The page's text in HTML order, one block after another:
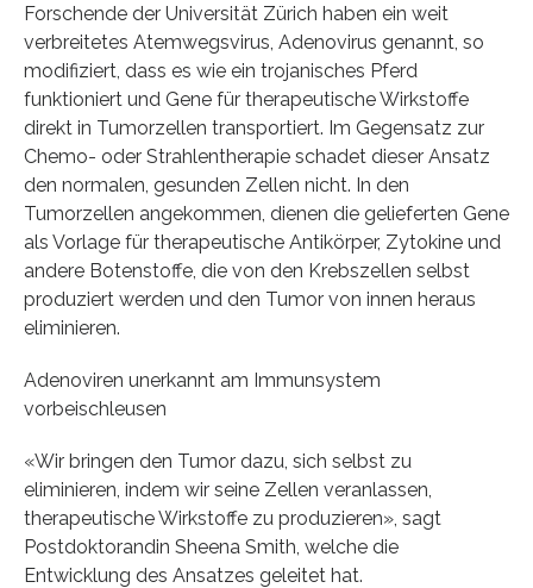
Forschende der Universität Zürich haben ein weit
verbreitetes Atemwegsvirus, Adenovirus genannt, so
modifiziert, dass es wie ein trojanisches Pferd
funktioniert und Gene für therapeutische Wirkstoffe
direkt in Tumorzellen transportiert. Im Gegensatz zur
Chemo- oder Strahlentherapie schadet dieser Ansatz
den normalen, gesunden Zellen nicht. In den
Tumorzellen angekommen, dienen die gelieferten Gene
als Vorlage für therapeutische Antikörper, Zytokine und
andere Botenstoffe, die von den Krebszellen selbst
produziert werden und den Tumor von innen heraus
eliminieren.
Adenoviren unerkannt am Immunsystem
vorbeischleusen
«Wir bringen den Tumor dazu, sich selbst zu
eliminieren, indem wir seine Zellen veranlassen,
therapeutische Wirkstoffe zu produzieren», sagt
Postdoktorandin Sheena Smith, welche die
Entwicklung des Ansatzes geleitet hat.